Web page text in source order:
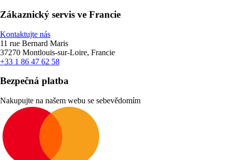
Zákaznický servis ve Francie
Kontaktujte nás
11 rue Bernard Maris
37270 Montlouis-sur-Loire, Francie
+33 1 86 47 62 58
Bezpečná platba
Nakupujte na našem webu se sebevědomím